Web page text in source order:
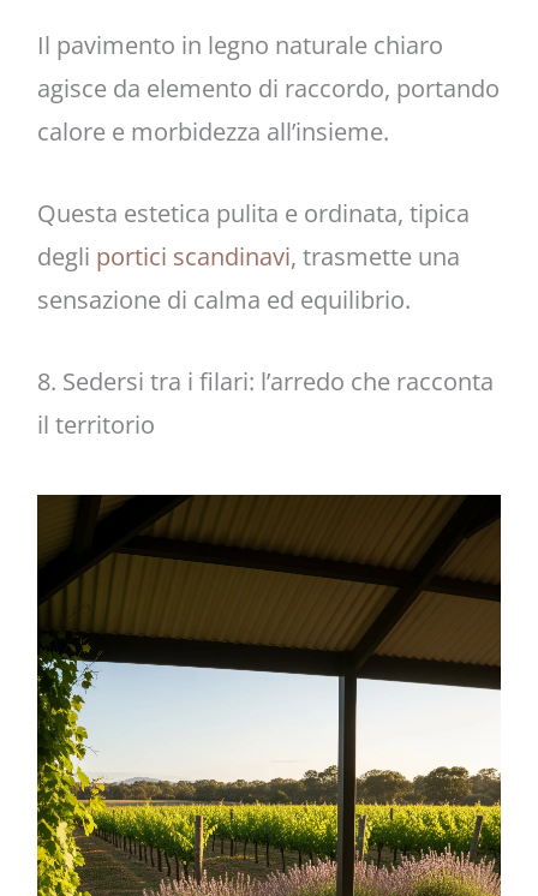
Il pavimento in legno naturale chiaro
agisce da elemento di raccordo, portando
calore e morbidezza all’insieme.
Questa estetica pulita e ordinata, tipica
degli portici scandinavi, trasmette una
sensazione di calma ed equilibrio.
8. Sedersi tra i filari: l’arredo che racconta
il territorio